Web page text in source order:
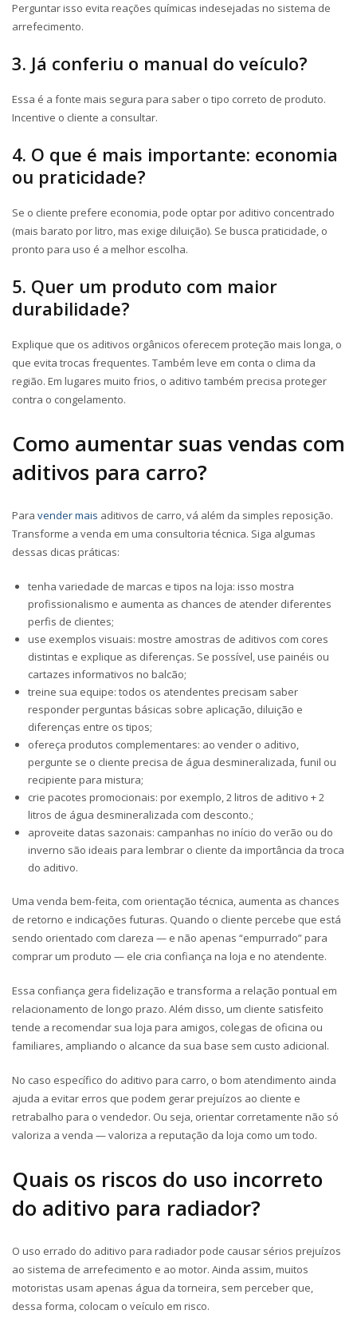
Perguntar isso evita reações químicas indesejadas no sistema de
arrefecimento.
3. Já conferiu o manual do veículo?
Essa é a fonte mais segura para saber o tipo correto de produto.
Incentive o cliente a consultar.
4. O que é mais importante: economia
ou praticidade?
Se o cliente prefere economia, pode optar por aditivo concentrado
(mais barato por litro, mas exige diluição). Se busca praticidade, o
pronto para uso é a melhor escolha.
5. Quer um produto com maior
durabilidade?
Explique que os aditivos orgânicos oferecem proteção mais longa, o
que evita trocas frequentes. Também leve em conta o clima da
região. Em lugares muito frios, o aditivo também precisa proteger
contra o congelamento.
Como aumentar suas vendas com
aditivos para carro?
Para vender mais aditivos de carro, vá além da simples reposição.
Transforme a venda em uma consultoria técnica. Siga algumas
dessas dicas práticas:
tenha variedade de marcas e tipos na loja: isso mostra
profissionalismo e aumenta as chances de atender diferentes
perfis de clientes;
use exemplos visuais: mostre amostras de aditivos com cores
distintas e explique as diferenças. Se possível, use painéis ou
cartazes informativos no balcão;
treine sua equipe: todos os atendentes precisam saber
responder perguntas básicas sobre aplicação, diluição e
diferenças entre os tipos;
ofereça produtos complementares: ao vender o aditivo,
pergunte se o cliente precisa de água desmineralizada, funil ou
recipiente para mistura;
crie pacotes promocionais: por exemplo, 2 litros de aditivo + 2
litros de água desmineralizada com desconto.;
aproveite datas sazonais: campanhas no início do verão ou do
inverno são ideais para lembrar o cliente da importância da troca
do aditivo.
Uma venda bem-feita, com orientação técnica, aumenta as chances
de retorno e indicações futuras. Quando o cliente percebe que está
sendo orientado com clareza — e não apenas “empurrado” para
comprar um produto — ele cria confiança na loja e no atendente.
Essa confiança gera fidelização e transforma a relação pontual em
relacionamento de longo prazo. Além disso, um cliente satisfeito
tende a recomendar sua loja para amigos, colegas de oficina ou
familiares, ampliando o alcance da sua base sem custo adicional.
No caso específico do aditivo para carro, o bom atendimento ainda
ajuda a evitar erros que podem gerar prejuízos ao cliente e
retrabalho para o vendedor. Ou seja, orientar corretamente não só
valoriza a venda — valoriza a reputação da loja como um todo.
Quais os riscos do uso incorreto
do aditivo para radiador?
O uso errado do aditivo para radiador pode causar sérios prejuízos
ao sistema de arrefecimento e ao motor. Ainda assim, muitos
motoristas usam apenas água da torneira, sem perceber que,
dessa forma, colocam o veículo em risco.